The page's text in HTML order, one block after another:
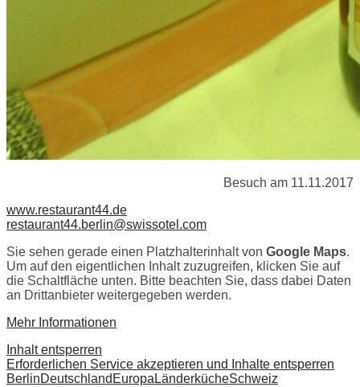
Besuch am 11.11.2017
www.restaurant44.de
restaurant44.berlin@swissotel.com
Sie sehen gerade einen Platzhalterinhalt von Google Maps.
Um auf den eigentlichen Inhalt zuzugreifen, klicken Sie auf
die Schaltfläche unten. Bitte beachten Sie, dass dabei Daten
an Drittanbieter weitergegeben werden.
Mehr Informationen
Inhalt entsperren
Erforderlichen Service akzeptieren und Inhalte entsperren
BerlinDeutschland Europa LänderkücheSchweiz